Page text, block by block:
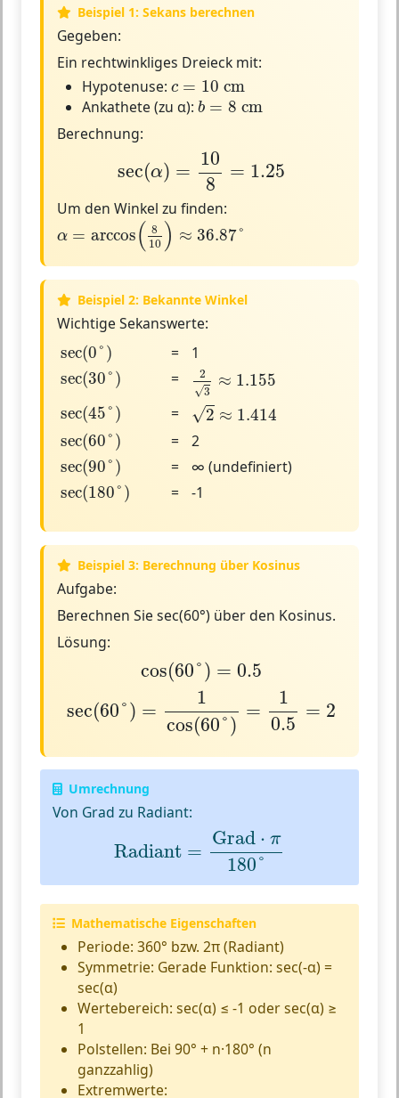
Beispiel 1: Sekans berechnen
Gegeben:
Ein rechtwinkliges Dreieck mit:
Hypotenuse: c = 10 cm
c =10cm
Ankathete (zu α): b = 8 cm
b= 8cm
Berechnung:
sec(α) =
10
8
= 1.25
sec 108=
Um den Winkel zu finden:
α = arccos( 8
10 ) ≈ 36.87°
α=arccos(810)≈ 36.87°
Beispiel 2: Bekannte Winkel
Wichtige Sekanswerte:
sec(0°)
sec(0°) =
1
sec(30°)
sec(30°) =
2
√3
≈ 1.155
23 1.155
sec(45°)
sec(45°) = √2 ≈ 1.414
2≈1.414
sec(60°)
sec(60°) =
2
sec(90°)
sec(90°) =
∞ (undefiniert)
sec(180°)
sec(180°) = -1
Beispiel 3: Berechnung über Kosinus
Aufgabe:
Berechnen Sie sec(60°) über den Kosinus.
Lösung:
cos(60°) = 0.5
cos(60°) 0.5
sec(60°) =
1
cos(60°)
=
1
0.5
= 2
cos 60 =
Umrechnung
Von Grad zu Radiant:
Radiant =
Grad ⋅ π
180°
Grad⋅π 180
Mathematische Eigenschaften
Periode: 360° bzw. 2π (Radiant)
Symmetrie: Gerade Funktion: sec(-α) =
sec(α)
Wertebereich: sec(α) ≤ -1 oder sec(α) ≥
1
Polstellen: Bei 90° + n·180° (n
ganzzahlig)
Extremwerte: